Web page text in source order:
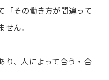
「その働き方が間違って
ん。
り、人によって合う・合